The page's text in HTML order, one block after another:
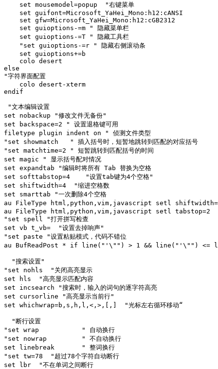
    set mousemodel=popup  "右键菜单
    set guifont=Microsoft_YaHei_Mono:h12:cANSI
    set gfw=Microsoft_YaHei_Mono:h12:cGB2312
    set guioptions-=m " 隐藏菜单栏
    set guioptions-=T " 隐藏工具栏
    "set guioptions-=r " 隐藏右侧滚动条
    set guioptions+=b
    colo desert
else
"字符界面配置
    colo desert-xterm
endif
"文本编辑设置
set nobackup "修改文件无备份"
set backspace=2 " 设置退格键可用
filetype plugin indent on " 侦测文件类型
"set showmatch   " 插入括号时，短暂地跳转到匹配的对应括号
"set matchtime=2 " 短暂跳转到匹配括号的时间
set magic " 显示括号配对情况
set expandtab "编辑时将所有 Tab 替换为空格
set softtabstop=4    "设置tab键为4个空格"
set shiftwidth=4  "缩进空格数
set smarttab "一次删除4个空格
au FileType html,python,vim,javascript setl shiftwidth=2 "
au FileType html,python,vim,javascript setl tabstop=2
"set spell "打开拼写检查
set vb t_vb=  "设置去掉响声"
"set paste "设置粘贴模式，代码不错位
au BufReadPost * if line("'\"") > 1 && line("'\"") <=
  "搜索设置"
"set nohls  "关闭高亮显示
set hls  "高亮显示匹配内容
set incsearch "搜索时，输入的词句的逐字符高亮
set cursorline "高亮显示当前行"
set whichwrap=b,s,h,l,<,>,[,]  "光标左右循环移动“
  "断行设置
"set wrap           " 自动换行
"set nowrap         " 不自动换行
set linebreak       " 整词换行
"set tw=78  "超过78个字符自动断行
set lbr  "不在单词之间断行